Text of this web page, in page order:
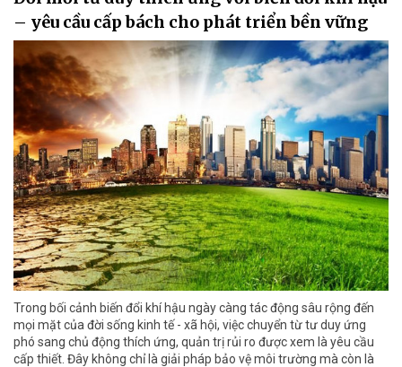
– yêu cầu cấp bách cho phát triển bền vững
Trong bối cảnh biến đổi khí hậu ngày càng tác động sâu rộng đến
mọi mặt của đời sống kinh tế - xã hội, việc chuyển từ tư duy ứng
phó sang chủ động thích ứng, quản trị rủi ro được xem là yêu cầu
cấp thiết. Đây không chỉ là giải pháp bảo vệ môi trường mà còn là